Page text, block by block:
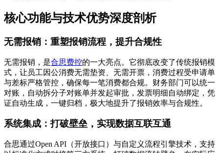
核心功能与技术优势深度剖析
无需报销：重塑报销流程，提升合规性
无需报销，是合思费控的一大亮点。它彻底改变了传统报销模
式，让员工因公消费无需垫资、无需开票，消费过程受申请单
与差标严格管控，确保每一笔消费都合规。财务部门可以统一
对账，自动拆分子对账单并发起审批，发票明细自动绑定，凭
证自动生成，一键归档，极大地提升了报销效率与合规性。
系统集成：打破壁垒，实现数据互联互通
合思通过Open API（开放接口）与自定义流程引擎技术，支持